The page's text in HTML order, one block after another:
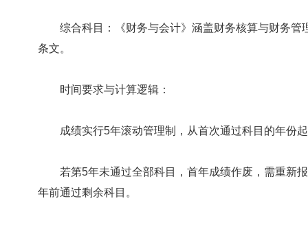
综合科目：《财务与会计》涵盖财务核算与财务管
条文。
时间要求与计算逻辑：
成绩实行5年滚动管理制，从首次通过科目的年份起
若第5年未通过全部科目，首年成绩作废，需重新报
年前通过剩余科目。